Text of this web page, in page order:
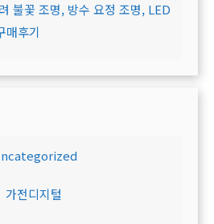
불꽃 조명, 방수 요정 조명, LED
매후기
가전디지털